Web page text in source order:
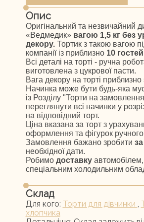
Опис
Оригінальний та незвичайний
«Ведмедик» вагою 1,5 кг без
декору. Тортик з такою вагою
компанії із приблизно10
Всі деталі на торті - ручна
виготовлена з цукрової пасти.
Вага декору на торті приблизно
Начинка може бути будь-яка
із Розділу "Торти на
переглянути всі начинки у
на відповідний торт.
Ціна вказана за торт з
оформлення та фігурок
Замовлення бажано зробити
необхідної дати.
Робимо доставку
спеціальним холодильним
Склад
Для кого: Торти для дівчинки ,
хлопчика